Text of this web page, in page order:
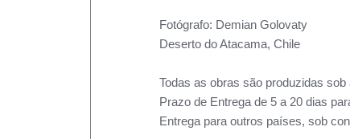
Fotógrafo: Demian Golovaty
Deserto do Atacama, Chile
Todas as obras são produzidas
Prazo de Entrega de 5 a 20 dias
Entrega para outros países, sob